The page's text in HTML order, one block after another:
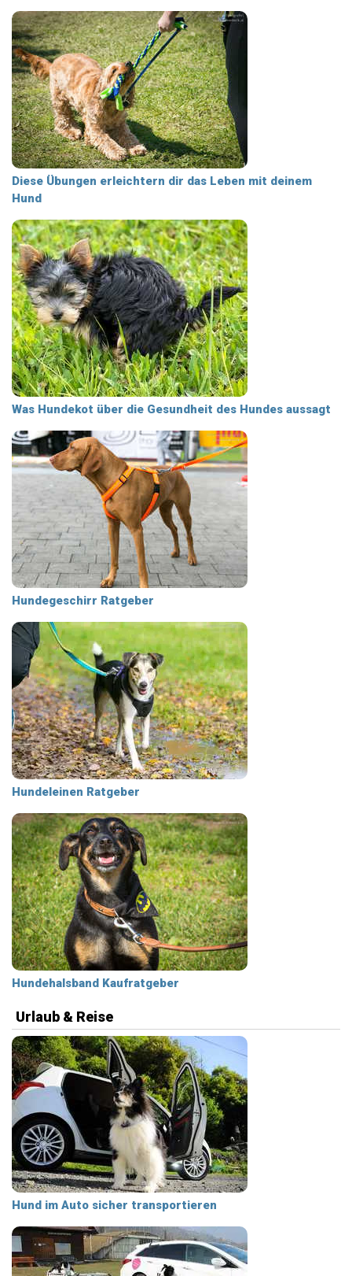
Diese Übungen erleichtern dir das Leben mit deinem
Hund
Was Hundekot über die Gesundheit des Hundes aussagt
Hundegeschirr Ratgeber
Hundeleinen Ratgeber
Hundehalsband Kaufratgeber
Urlaub & Reise
Hund im Auto sicher transportieren